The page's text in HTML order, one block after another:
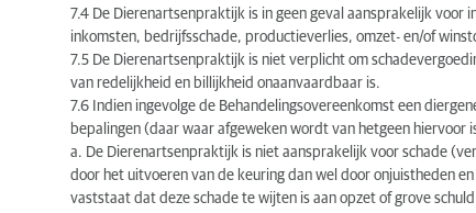
7.4 De Dierenartsenpraktijk is in geen geval aansprakelijk voor
inkomsten, bedrijfsschade, productieverlies, omzet- en/of
7.5 De Dierenartsenpraktijk is niet verplicht om
van redelijkheid en billijkheid onaanvaardbaar is.
7.6 Indien ingevolge de Behandelingsovereenkomst een
bepalingen (daar waar afgeweken wordt van hetgeen
a. De Dierenartsenpraktijk is niet aansprakelijk voor schade
door het uitvoeren van de keuring dan wel door onjuistheden
vaststaat dat deze schade te wijten is aan opzet of grove